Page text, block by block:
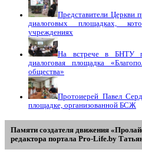
Представители Церкви
диалоговых площадках,
учреждениях
На встрече в БНТУ
диалоговая площадка
общества»
Протоиерей Павел
площадке, организованной БСЖ
Памяти создателя движения
редактора портала Pro-Life.by